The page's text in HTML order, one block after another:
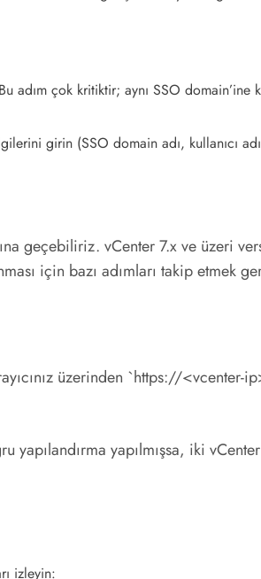
adım çok kritiktir; aynı SSO domain’ine
girin (SSO domain adı, kullanıcı
geçebiliriz. vCenter 7.x ve üzeri
için bazı adımları takip etmek
üzerinden `https://
yapılmışsa, iki
izleyin: